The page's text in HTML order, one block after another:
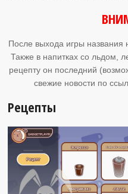
После выхода игры названия
Также в напитках со льдом,
рецепту он последний
свежие новости по
Рецепты